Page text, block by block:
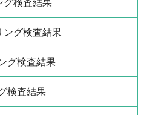
グ検査結果
ング検査結果
グ検査結果
検査結果